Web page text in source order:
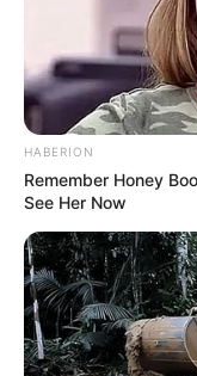
HABERION
Remember Honey
See Her Now